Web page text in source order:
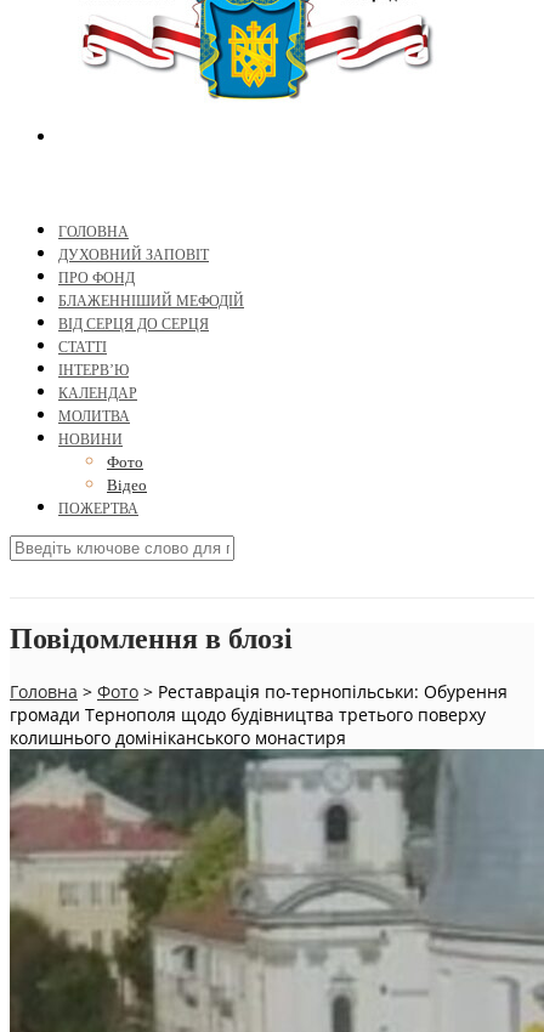
ГОЛОВНА
ДУХОВНИЙ ЗАПОВІТ
ПРО ФОНД
БЛАЖЕННІШИЙ МЕФОДІЙ
ВІД СЕРЦЯ ДО СЕРЦЯ
СТАТТІ
ІНТЕРВ’Ю
КАЛЕНДАР
МОЛИТВА
НОВИНИ
Фото
Відео
ПОЖЕРТВА
Повідомлення в блозі
Головна > Фото > Реставрація по-тернопільськи: Обурення
громади Тернополя щодо будівництва третього поверху
колишнього домініканського монастиря